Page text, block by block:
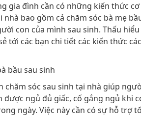
gia đình cần có những kiến thức cơ
nhà bao gồm cả chăm sóc bà mẹ
con của mình sau sinh. Thấu hiểu
tới các bạn chi tiết các kiến thức
bầu sau sinh
chăm sóc sau sinh tại nhà giúp
được ngủ đủ giấc, cố gắng ngủ khi
ngày. Việc này cần có sự hỗ trợ